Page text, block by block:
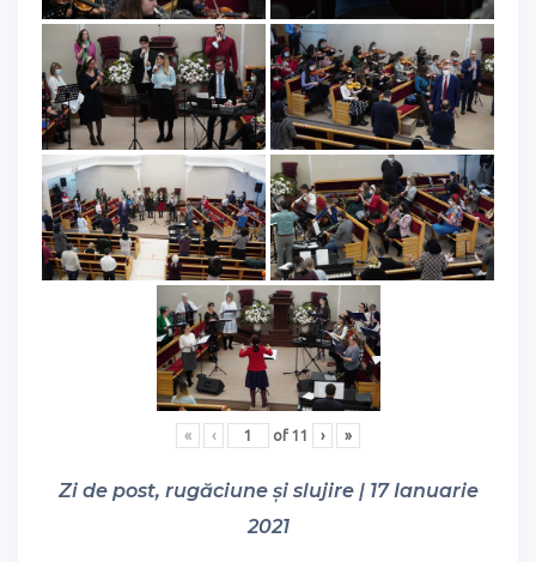
« ‹ of 11 › »
Zi de post, rugăciune și slujire | 17 Ianuarie
2021